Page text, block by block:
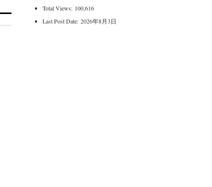
Total Views: 100,616
Last Post Date:2026年8月3日